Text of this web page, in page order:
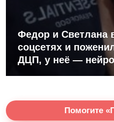
Федор и Светлана
соцсетях и
ДЦП, у неё —
Помогите